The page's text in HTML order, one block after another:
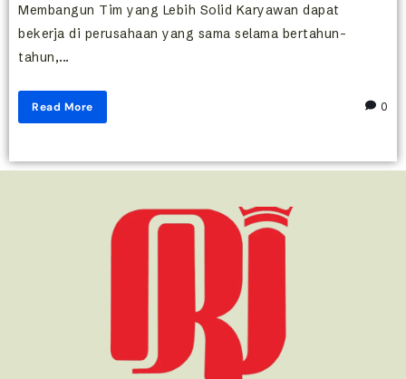
Membangun Tim yang Lebih Solid Karyawan dapat
bekerja di perusahaan yang sama selama bertahun-
tahun,...
Read More 0